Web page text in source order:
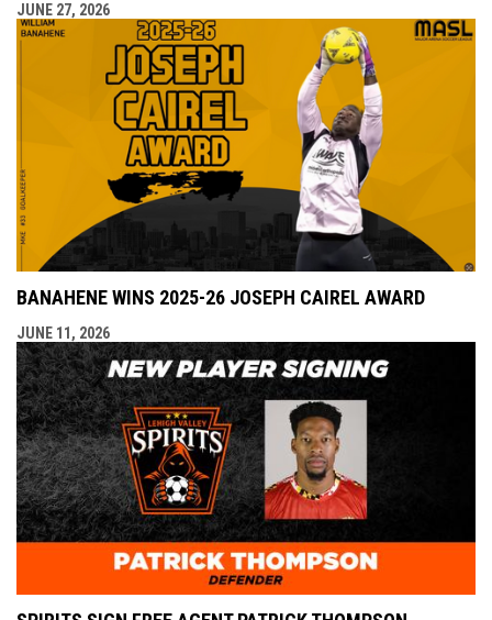
JUNE 27, 2026
BANAHENE WINS 2025-26 JOSEPH CAIREL AWARD
JUNE 11, 2026